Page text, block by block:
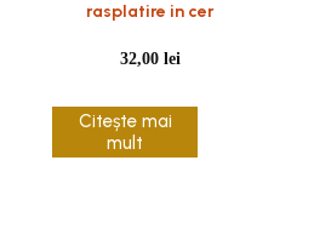
rasplatire in cer
32,00lei
Citește mai
mult